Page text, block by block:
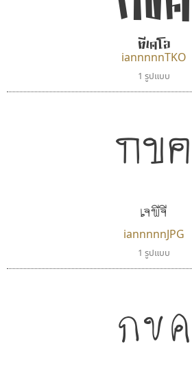
ทีเคโอ
iannnnnTKO
1 รูปแบบ
กขค
เจพีจี
iannnnnJPG
1 รูปแบบ
กขค